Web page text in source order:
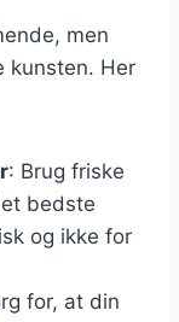
men
kunsten. Her
: Brug friske
bedste
og ikke for
for, at din